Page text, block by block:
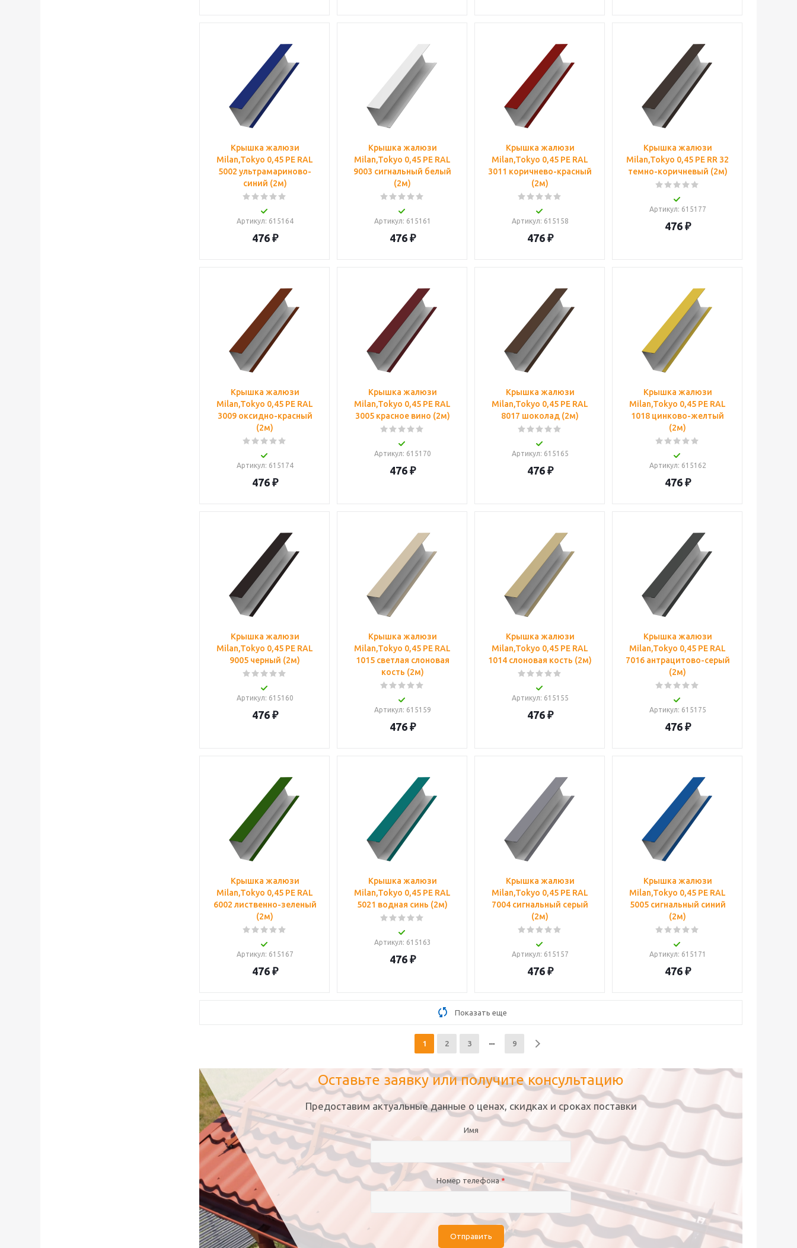
Крышка жалюзи
Milan,Tokyo 0,45 PE RAL
5002 ультрамариново-
синий (2м)
Артикул: 615164
476₽
Крышка жалюзи
Milan,Tokyo 0,45 PE RAL
9003 сигнальный белый
(2м)
Артикул: 615161
476₽
Крышка жалюзи
Milan,Tokyo 0,45 PE RAL
3011 коричнево-красный
(2м)
Артикул: 615158
476₽
Крышка жалюзи
Milan,Tokyo 0,45 PE RR 32
темно-коричневый (2м)
Артикул: 615177
476₽
Крышка жалюзи
Milan,Tokyo 0,45 PE RAL
3009 оксидно-красный
(2м)
Артикул: 615174
476₽
Крышка жалюзи
Milan,Tokyo 0,45 PE RAL
3005 красное вино (2м)
Артикул: 615170
476₽
Крышка жалюзи
Milan,Tokyo 0,45 PE RAL
8017 шоколад (2м)
Артикул: 615165
476₽
Крышка жалюзи
Milan,Tokyo 0,45 PE RAL
1018 цинково-желтый
(2м)
Артикул: 615162
476₽
Крышка жалюзи
Milan,Tokyo 0,45 PE RAL
9005 черный (2м)
Артикул: 615160
476₽
Крышка жалюзи
Milan,Tokyo 0,45 PE RAL
1015 светлая слоновая
кость (2м)
Артикул: 615159
476₽
Крышка жалюзи
Milan,Tokyo 0,45 PE RAL
1014 слоновая кость (2м)
Артикул: 615155
476₽
Крышка жалюзи
Milan,Tokyo 0,45 PE RAL
7016 антрацитово-серый
(2м)
Артикул: 615175
476₽
Крышка жалюзи
Milan,Tokyo 0,45 PE RAL
6002 лиственно-зеленый
(2м)
Артикул: 615167
476₽
Крышка жалюзи
Milan,Tokyo 0,45 PE RAL
5021 водная синь (2м)
Артикул: 615163
476₽
Крышка жалюзи
Milan,Tokyo 0,45 PE RAL
7004 сигнальный серый
(2м)
Артикул: 615157
476₽
Крышка жалюзи
Milan,Tokyo 0,45 PE RAL
5005 сигнальный синий
(2м)
Артикул: 615171
476₽
Показать еще
1 2 3 9
Оставьте заявку или получите консультацию
Предоставим актуальные данные о ценах, скидках и сроках поставки
Имя
Номер телефона*
Отправить